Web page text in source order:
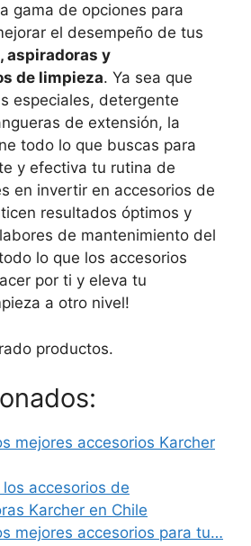
gama de opciones para
el desempeño de tus
aspiradoras y
de limpieza. Ya sea que
especiales, detergente
de extensión, la
todo lo que buscas para
y efectiva tu rutina de
en invertir en accesorios de
resultados óptimos y
de mantenimiento del
lo que los accesorios
por ti y eleva tu
a otro nivel!
productos.
mejores accesorios Karcher
accesorios de
Karcher en Chile
mejores accesorios para tu…